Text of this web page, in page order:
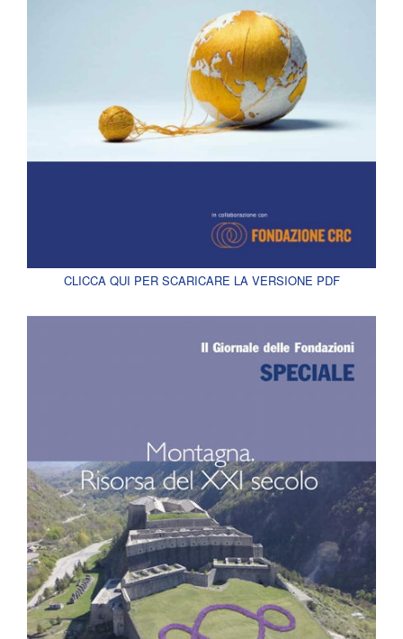
CLICCA QUI PER SCARICARE LA VERSIONE PDF